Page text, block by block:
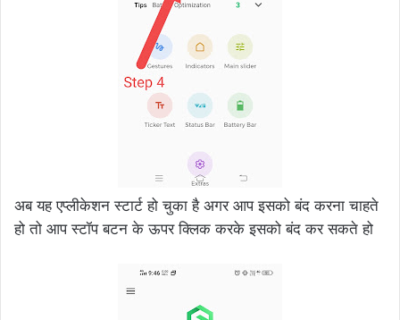
अब यह एप्लीकेशन स्टार्ट हो चुका है अगर आप इसको बंद करना चाहते
हो तो आप स्टॉप बटन के ऊपर क्लिक करके इसको बंद कर सकते हो